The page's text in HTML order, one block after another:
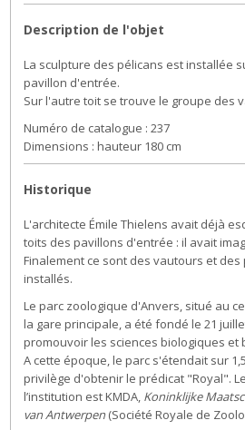
Description de l'objet
La sculpture des pélicans est installée
pavillon d'entrée.
Sur l'autre toit se trouve le groupe des
Numéro de catalogue : 237
Dimensions : hauteur 180 cm
Historique
L'architecte Émile Thielens avait déjà
toits des pavillons d'entrée : il avait
Finalement ce sont des vautours et
installés.
Le parc zoologique d'Anvers, situé au
la gare principale, a été fondé le 21
promouvoir les sciences biologiques et
A cette époque, le parc s'étendait sur
privilège d'obtenir le prédicat "Royal".
l’institution est KMDA, Koninklijke
van Antwerpen (Société Royale de